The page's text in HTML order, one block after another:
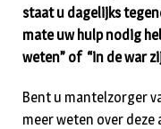
staat u dagelijks
mate uw hulp nodig
weten” of “in de war
Bent u mantelzorger
meer weten over